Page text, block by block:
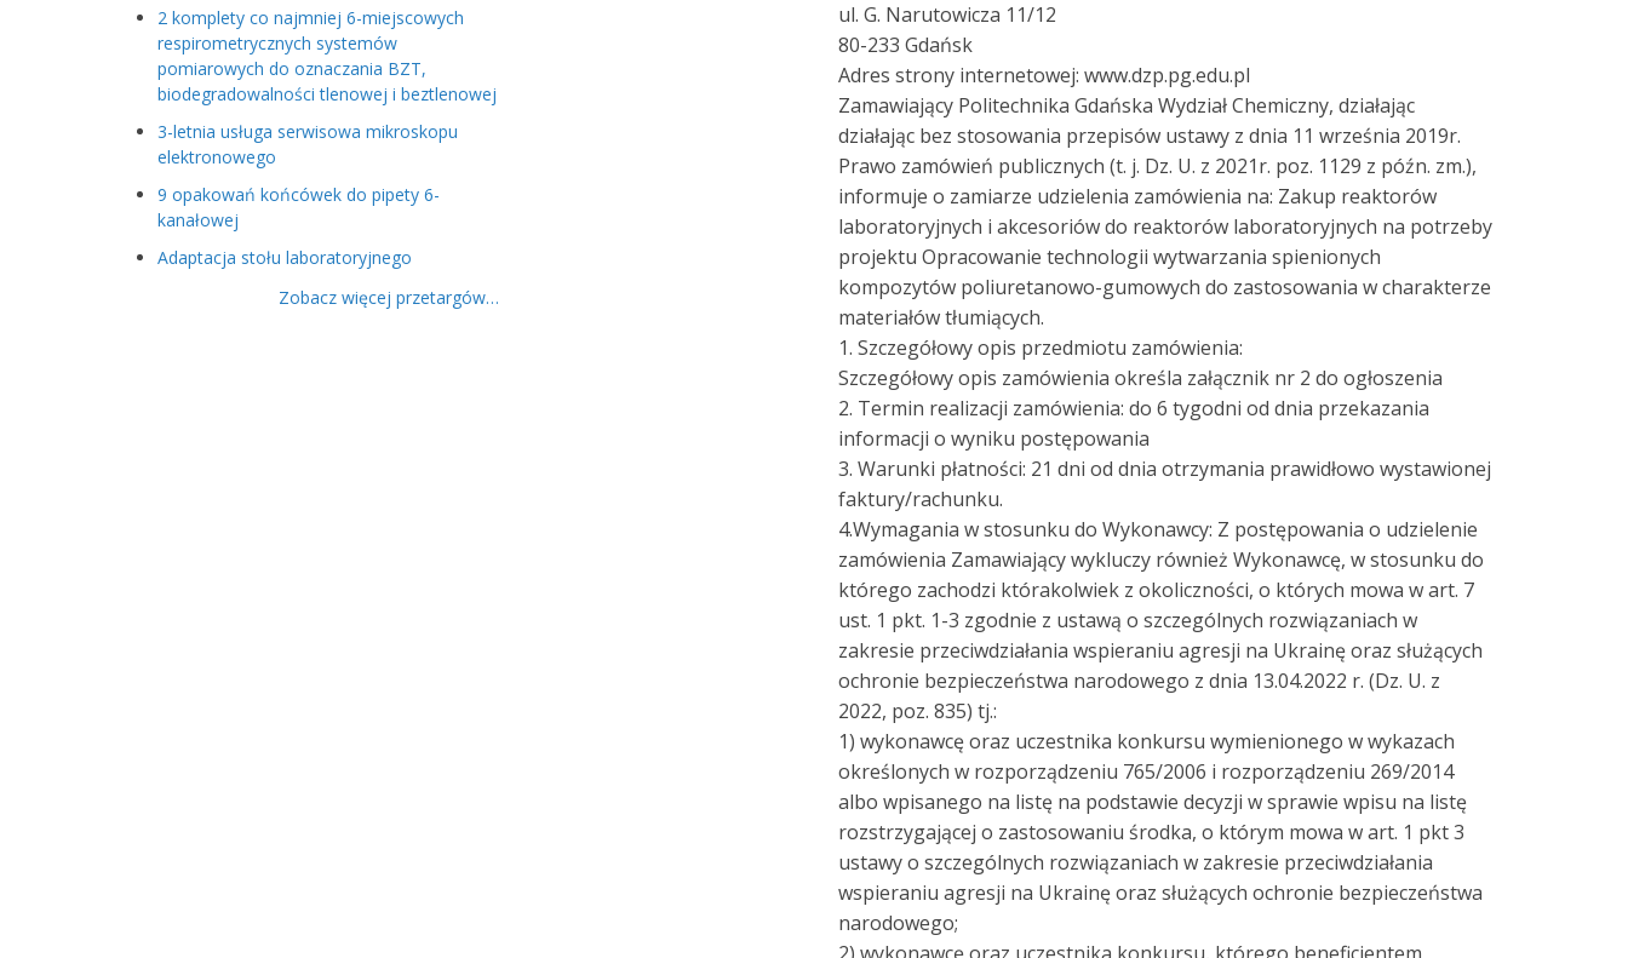
ul. G. Narutowicza 11/12
80-233 Gdańsk
Adres strony internetowej: www.dzp.pg.edu.pl
Zamawiający Politechnika Gdańska Wydział Chemiczny, działając
działając bez stosowania przepisów ustawy z dnia 11 września 2019r.
Prawo zamówień publicznych (t. j. Dz. U. z 2021r. poz. 1129 z późn. zm.),
informuje o zamiarze udzielenia zamówienia na: Zakup reaktorów
laboratoryjnych i akcesoriów do reaktorów laboratoryjnych na potrzeby
projektu Opracowanie technologii wytwarzania spienionych
kompozytów poliuretanowo-gumowych do zastosowania w charakterze
materiałów tłumiących.
1. Szczegółowy opis przedmiotu zamówienia:
Szczegółowy opis zamówienia określa załącznik nr 2 do ogłoszenia
2. Termin realizacji zamówienia: do 6 tygodni od dnia przekazania
informacji o wyniku postępowania
3. Warunki płatności: 21 dni od dnia otrzymania prawidłowo wystawionej
faktury/rachunku.
4.Wymagania w stosunku do Wykonawcy: Z postępowania o udzielenie
zamówienia Zamawiający wykluczy również Wykonawcę, w stosunku do
którego zachodzi którakolwiek z okoliczności, o których mowa w art. 7
ust. 1 pkt. 1-3 zgodnie z ustawą o szczególnych rozwiązaniach w
zakresie przeciwdziałania wspieraniu agresji na Ukrainę oraz służących
ochronie bezpieczeństwa narodowego z dnia 13.04.2022 r. (Dz. U. z
2022, poz. 835) tj.:
1) wykonawcę oraz uczestnika konkursu wymienionego w wykazach
określonych w rozporządzeniu 765/2006 i rozporządzeniu 269/2014
albo wpisanego na listę na podstawie decyzji w sprawie wpisu na listę
rozstrzygającej o zastosowaniu środka, o którym mowa w art. 1 pkt 3
ustawy o szczególnych rozwiązaniach w zakresie przeciwdziałania
wspieraniu agresji na Ukrainę oraz służących ochronie bezpieczeństwa
narodowego;
2 komplety co najmniej 6-miejscowych
respirometrycznych systemów
pomiarowych do oznaczania BZT,
biodegradowalności tlenowej i beztlenowej
3-letnia usługa serwisowa mikroskopu
elektronowego
9 opakowań końcówek do pipety 6-
kanałowej
Adaptacja stołu laboratoryjnego
Zobacz więcej przetargów…